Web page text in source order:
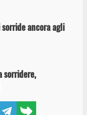
WhatsAppTelegram
ancora agli
sorridere,